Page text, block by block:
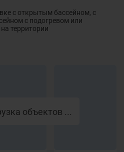
с открытым бассейном, с
с подогревом или
территории
объектов ...